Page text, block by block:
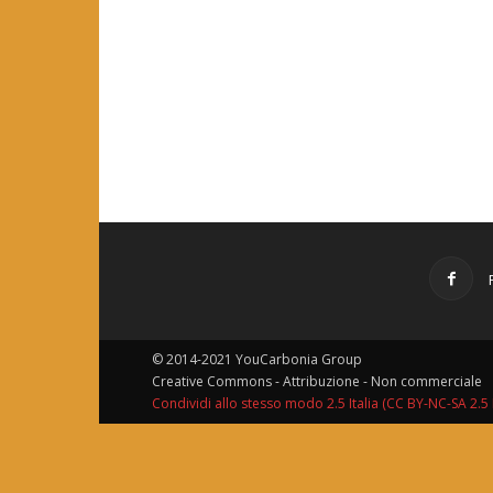
© 2014-2021 YouCarbonia Group
Creative Commons - Attribuzione - Non commerciale
Condividi allo stesso modo 2.5 Italia (CC BY-NC-SA 2.5